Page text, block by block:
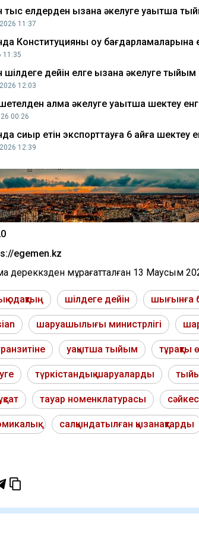
елдерден қызанақ әкелуге уақытша
11:37
Конституцияны оқу
11:35
шілдеге дейін елге қызанақ әкелуге
12:03
шетелден алма әкелуге уақытша шектеу
00:26
сиыр етін экспорттауға 6 айға шектеу
12:39
egemen.kz
дереккөзден мұрағатталған 13 Маусым
одақтың шілдеге дейін шығынға
шаруашылығы министрлігі
уақытша тыйым тұрақты
түркістандық шаруаларды
тауар номенклатурасы
салқындатылған қызанақтарды